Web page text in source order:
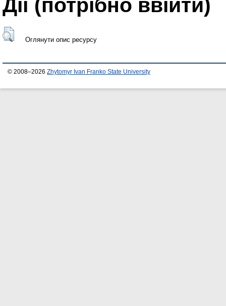
Дії ​​(потрібно ввійти)
Оглянути опис ресурсу
© 2008–2026 Zhytomyr Ivan Franko State University